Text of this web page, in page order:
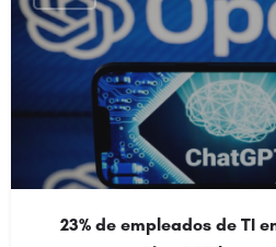
23% de empleados de TI